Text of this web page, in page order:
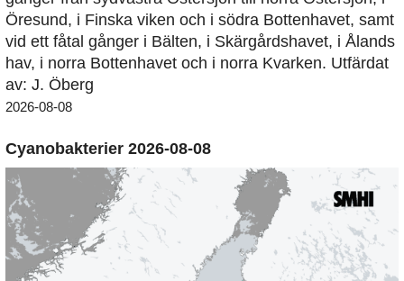
Öresund, i Finska viken och i södra Bottenhavet, samt
vid ett fåtal gånger i Bälten, i Skärgårdshavet, i Ålands
hav, i norra Bottenhavet och i norra Kvarken. Utfärdat
av: J. Öberg
2026-08-08
Cyanobakterier 2026-08-08